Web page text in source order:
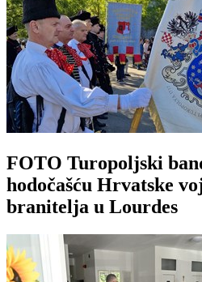
FOTO Turopoljski
hodočašću Hrvatske
branitelja u Lourdes